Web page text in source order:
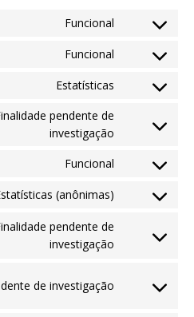
Funcional
Funcional
Estatísticas
pendente de
investigação
Funcional
(anônimas)
pendente de
investigação
de investigação